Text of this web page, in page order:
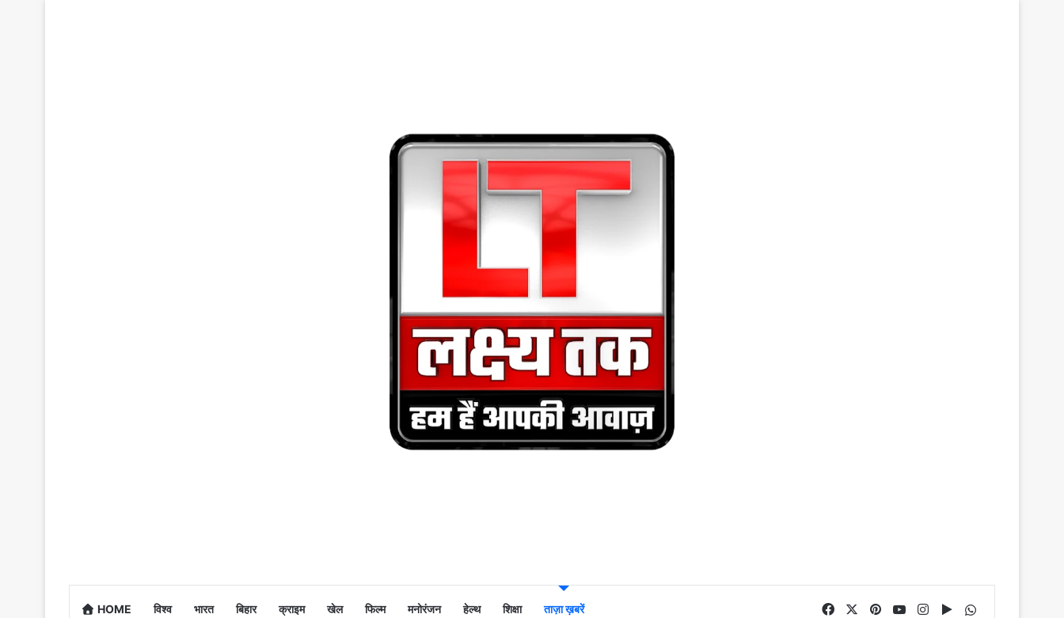
HOME विश्व भारत बिहार क्राइम खेल फिल्म मनोरंजन हेल्थ शिक्षा ताज़ा ख़बरें FacebookPinterestYouTubeInstagram
Google Play